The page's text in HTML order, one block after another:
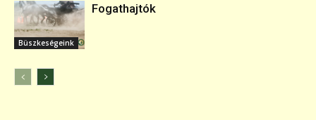
Büszkeségeink
Fogathajtók